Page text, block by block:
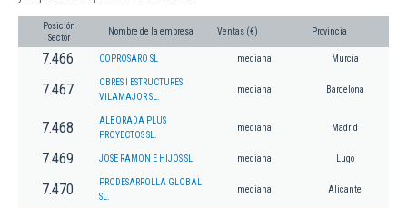
Posición
Sector
Nombre de la empresa Ventas (€) Provincia
7.466 COPROSARO SL mediana Murcia
7.467
OBRES I ESTRUCTURES
VILAMAJOR SL.
mediana Barcelona
7.468
ALBORADA PLUS
PROYECTOS SL.
mediana Madrid
7.469 JOSE RAMON E HIJOS SL mediana Lugo
7.470
PRODESARROLLA GLOBAL
SL.
mediana Alicante